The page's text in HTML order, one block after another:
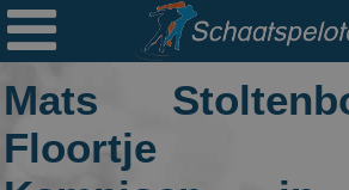

Mats
Floortje